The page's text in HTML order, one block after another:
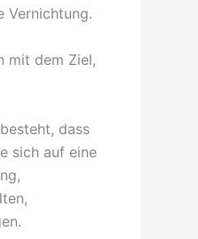
Vernichtung.
mit dem Ziel,
dass
sich auf eine